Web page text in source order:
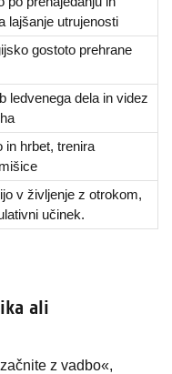
lajšanje utrujenosti
gostoto prehrane
ledvenega dela in videz
in hrbet, trenira
v življenje z otrokom,
učinek.
ali
z vadbo«,